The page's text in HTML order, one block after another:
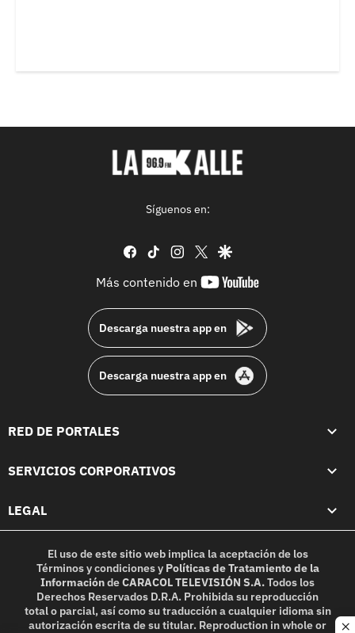
Síguenos en:
facebook
tiktok instagram
twittergoogle
Más contenido en
youtube-
Descarga nuestra app en
Descarga nuestra app en
RED DE PORTALES
SERVICIOS CORPORATIVOS
LEGAL
El uso de este sitio web implica la aceptación de los
Términos y condicionesy Políticas de Tratamiento de la
InformacióndeCARACOL TELEVISIÓN S.A.Todos los
Derechos Reservados D.R.A. Prohibida su reproducción
total o parcial, así como su traducción a cualquier idioma sin
autorización escrita de su titular. Reproduction in whole or